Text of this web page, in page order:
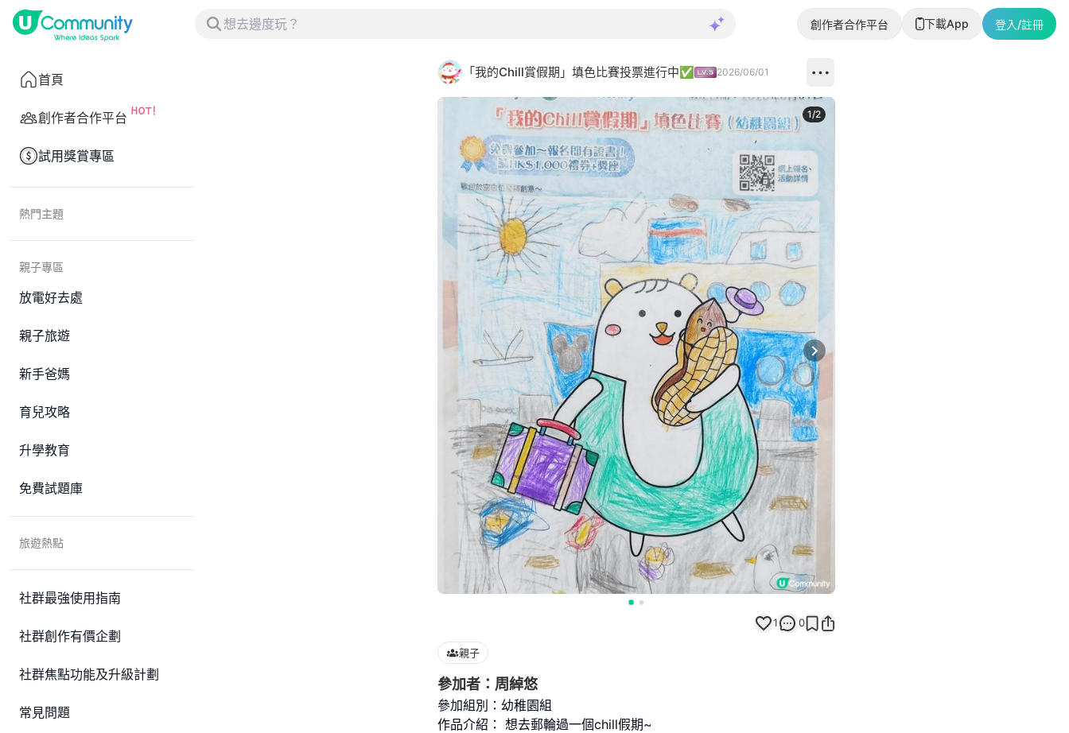
創作者合作平台 下載App 登入/註冊
首頁
創作者合作平台
試用獎賞專區
熱門主題
親子專區
放電好去處
親子旅遊
新手爸媽
育兒攻略
升學教育
免費試題庫
旅遊熱點
社群最強使用指南
社群創作有價企劃
社群焦點功能及升級計劃
常見問題
「我的Chill賞假期」填色比賽投票進行中✅ 2026/06/01
Next slide
1/2
1 0
親子
參加者：周綽悠
參加組別：幼稚園組
作品介紹： 想去郵輪過一個chill假期~